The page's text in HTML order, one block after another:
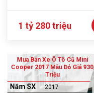
1 tỷ 280 triệu
Mua Bán Xe Ô Tô Cũ Mini
Cooper 2017 Màu Đỏ Giá 930
Triệu
Năm SX 2017